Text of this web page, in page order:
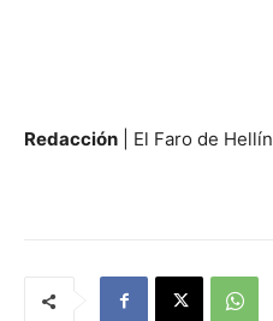
Redacción | El Faro de Hellín